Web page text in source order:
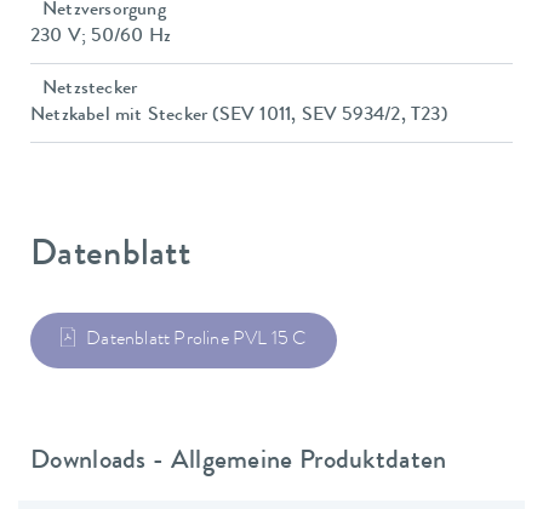
Netzversorgung
230 V; 50/60 Hz
Netzstecker
Netzkabel mit Stecker (SEV 1011, SEV 5934/2, T23)
Datenblatt
Datenblatt Proline PVL 15 C
Downloads - Allgemeine Produktdaten